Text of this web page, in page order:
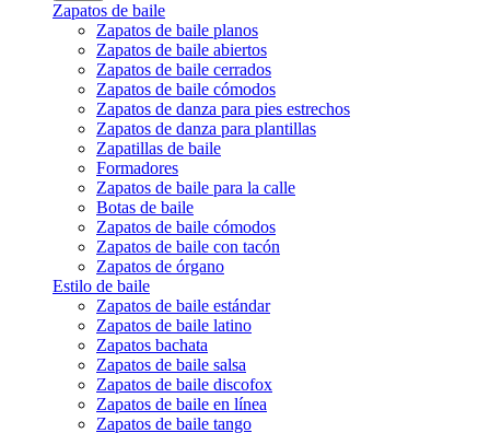
Zapatos de baile
Zapatos de baile planos
Zapatos de baile abiertos
Zapatos de baile cerrados
Zapatos de baile cómodos
Zapatos de danza para pies estrechos
Zapatos de danza para plantillas
Zapatillas de baile
Formadores
Zapatos de baile para la calle
Botas de baile
Zapatos de baile cómodos
Zapatos de baile con tacón
Zapatos de órgano
Estilo de baile
Zapatos de baile estándar
Zapatos de baile latino
Zapatos bachata
Zapatos de baile salsa
Zapatos de baile discofox
Zapatos de baile en línea
Zapatos de baile tango